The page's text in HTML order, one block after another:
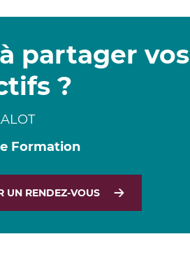
partager vos
?
Formation
UN RENDEZ-VOUS